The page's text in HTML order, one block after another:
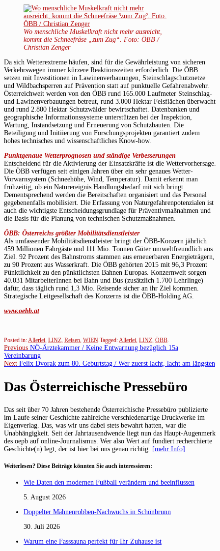
Wo menschliche Muskelkraft nicht mehr ausreicht,
kommt die Schneefräse „zum Zug“. Foto: ÖBB /
Christian Zenger
Da sich Wetterextreme häufen, sind für die Gewährleistung von sicheren
Verkehrswegen immer kürzere Reaktionszeiten erforderlich. Die ÖBB
setzen mit Investitionen in Lawinenverbauungen, Steinschlagschutznetze
und Wildbachsperren auf Prävention statt auf punktuelle Gefahrenabwehr.
Österreichweit werden von den ÖBB rund 165.000 Laufmeter Steinschlag-
und Lawinenverbauungen betreut, rund 3.000 Hektar Felsflächen überwacht
und rund 2.800 Hektar Schutzwälder bewirtschaftet. Datenbanken und
geographische Informationssysteme unterstützen bei der Inspektion,
Wartung, Instandsetzung und Erneuerung von Schutzbauten. Die
Beteiligung und Initiierung von Forschungsprojekten garantiert zudem
hohes technisches und wissenschaftliches Know-how.
Punktgenaue Wetterprognosen und ständige Verbesserungen
Entscheidend für die Aktivierung der Einsatzkräfte ist die Wettervorhersage.
Die ÖBB verfügen seit einigen Jahren über ein sehr genaues Wetter-
Vorwarnsystem (Schneehöhe, Wind, Temperatur). Damit erkennt man
frühzeitig, ob ein Naturereignis Handlungsbedarf mit sich bringt.
Dementsprechend werden die Bereitschaften organisiert und das Personal
gegebenenfalls mobilisiert. Die Erfassung von Naturgefahrenpotenzialen ist
auch die wichtigste Entscheidungsgrundlage für Präventivmaßnahmen und
die Basis für die Planung von technischen Schutzmaßnahmen.
ÖBB: Österreichs größter Mobilitätsdienstleister
Als umfassender Mobilitätsdienstleister bringt der ÖBB-Konzern jährlich
459 Millionen Fahrgäste und 111 Mio. Tonnen Güter umweltfreundlich ans
Ziel. 92 Prozent des Bahnstroms stammen aus erneuerbaren Energieträgern,
zu 90 Prozent aus Wasserkraft. Die ÖBB gehörten 2015 mit 96,3 Prozent
Pünktlichkeit zu den pünktlichsten Bahnen Europas. Konzernweit sorgen
40.031 MitarbeiterInnen bei Bahn und Bus (zusätzlich 1.700 Lehrlinge)
dafür, dass täglich rund 1,3 Mio. Reisende sicher an ihr Ziel kommen.
Strategische Leitgesellschaft des Konzerns ist die ÖBB-Holding AG.
www.oebb.at
Posted in: Allerlei LINZ Reisen WIEN Tagged: Allerlei LINZ ÖBB
Beitragsnavigation
Previous Previous
post:
NÖ-Ärztekammer / Keine Entwarnung bezüglich 15a
Vereinbarung
Next Next
Felix Dvorak zum 80. Geburtstag / Wer zuerst lacht, lacht am längsten
Das Österreichische Pressebüro
Das seit über 70 Jahren bestehende Österreichische Pressebüro publizierte
im Laufe seiner Geschichte zahlreiche verschiedenartige Druckwerke im
Eigenverlag. Das, was wir uns dabei stets bewahrt hatten, war die
Unabhängigkeit. Seit der Jahrtausendwende liegt nun das Haupt-Augenmerk
des oepb auf online-Journalismus. Wer also Wert auf fundiert recherchierte
Geschichte(n) legt, der ist hier bei uns genau richtig. [mehr Info]
Weiterlesen? Diese Beiträge könnten Sie auch interessieren:
Wie Daten den modernen Fußball verändern und beeinflussen
5. August 2026
Doppelter Mähnenrobben-Nachwuchs in Schönbrunn
30. Juli 2026
Warum eine Fasssauna perfekt für Ihr Zuhause ist